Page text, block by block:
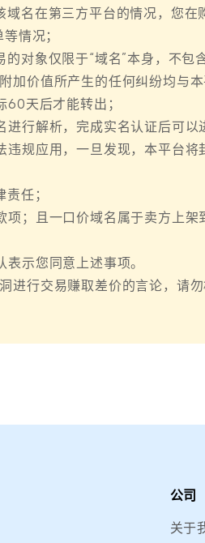
名在第三方平台的情况，您
情况；
对象仅限于“域名”本身，不
价值所产生的任何纠纷均与本
天后才能转出；
行解析，完成实名认证后可以
规应用，一旦发现，本平台
任；
；且一口价域名属于卖方上
示您同意上述事项。
进行交易赚取差价的言论，请
公司
关于